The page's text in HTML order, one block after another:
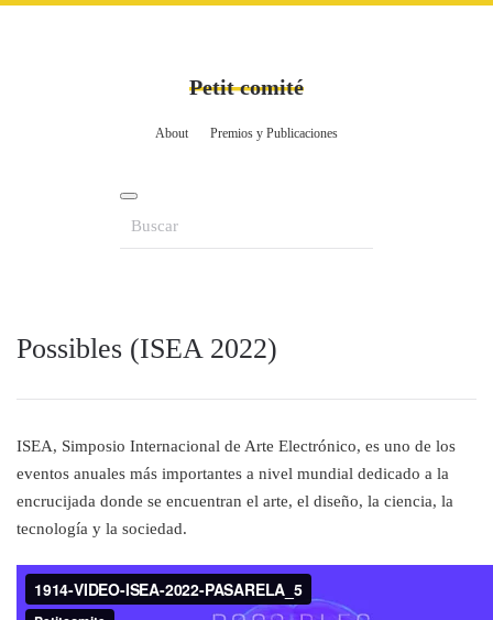
Petit comité
About Premios y Publicaciones
Possibles (ISEA 2022)
ISEA, Simposio Internacional de Arte Electrónico, es uno de los
eventos anuales más importantes a nivel mundial dedicado a la
encrucijada donde se encuentran el arte, el diseño, la ciencia, la
tecnología y la sociedad.